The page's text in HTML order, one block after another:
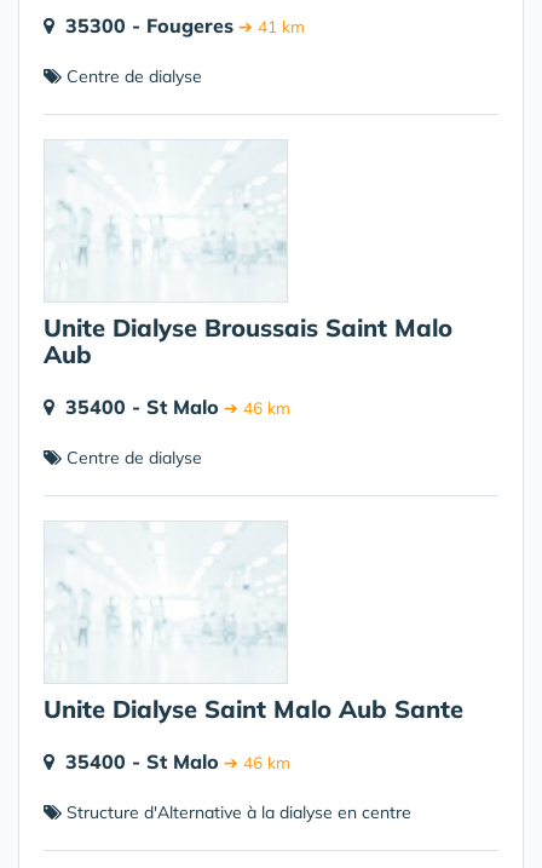
35300 - Fougeres ➔ 41 km
Centre de dialyse
Unite Dialyse Broussais Saint Malo
Aub
35400 - St Malo ➔ 46 km
Centre de dialyse
Unite Dialyse Saint Malo Aub Sante
35400 - St Malo ➔ 46 km
Structure d'Alternative à la dialyse en centre